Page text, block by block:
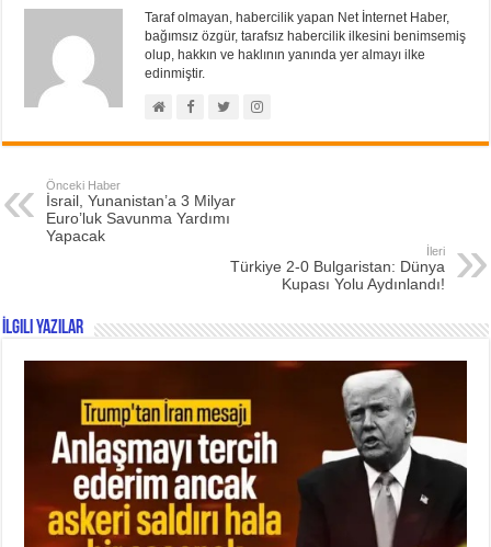
Taraf olmayan, habercilik yapan Net İnternet Haber,
bağımsız özgür, tarafsız habercilik ilkesini benimsemiş
olup, hakkın ve haklının yanında yer almayı ilke
edinmiştir.
Önceki Haber
İsrail, Yunanistan’a 3 Milyar
Euro’luk Savunma Yardımı
Yapacak
İleri
Türkiye 2-0 Bulgaristan: Dünya
Kupası Yolu Aydınlandı!
İlgili Yazılar